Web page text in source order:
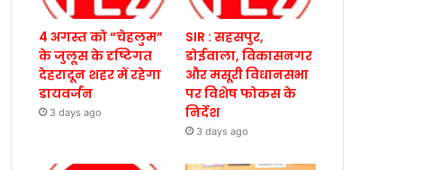
4 अगस्त को “चेहलुम”
के जुलूस के दृष्टिगत
देहरादून शहर में रहेगा
डायवर्जन
3 days ago
SIR : सहसपुर,
डोईवाला, विकासनगर
और मसूरी विधानसभा
पर विशेष फोकस के
निर्देश
3 days ago